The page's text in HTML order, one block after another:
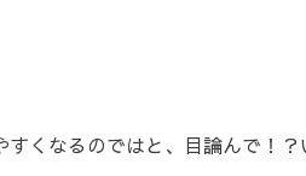
すくなるのではと、目論んで